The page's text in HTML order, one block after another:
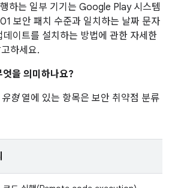
하는 일부 기기는 Google Play 시스템
보안 패치 수준과 일치하는 날짜 문자
데이트를 설치하는 방법에 관한 자세한
하세요.
을 의미하나요?
유형열에 있는 항목은 보안 취약점 분류